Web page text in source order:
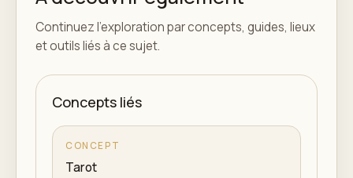
Continuez l'exploration par concepts, guides, lieux
et outils liés à ce sujet.
Concepts liés
CONCEPT
Tarot